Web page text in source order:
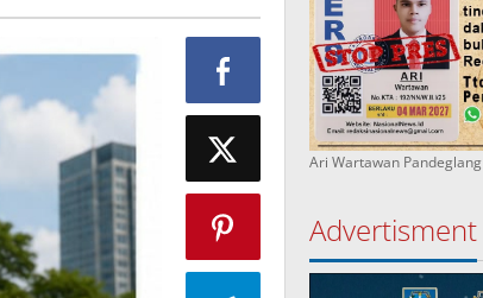
Ari Wartawan Pandeglang
Advertisment